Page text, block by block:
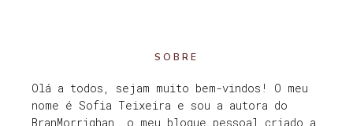
SOBRE
Olá a todos, sejam muito bem-vindos! O meu
nome é Sofia Teixeira e sou a autora do
BranMorrighan, o meu blogue pessoal criado a